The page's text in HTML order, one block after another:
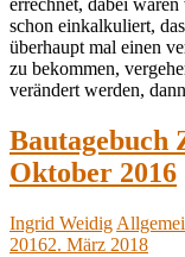
errechnet, dabei
schon einkalkuliert,
überhaupt mal einen
zu bekommen,
verändert werden,
Bautagebuch
Oktober 2016
Ingrid Weidig
20162. März 2018